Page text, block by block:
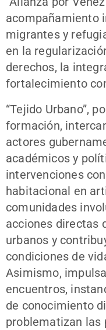
acompañamiento
migrantes y
en la
derechos, la
fortalecimiento
“Tejido Urbano”,
formación,
actores
académicos y
intervenciones
habitacional en
comunidades
acciones directas
urbanos y
condiciones de
Asimismo,
encuentros,
de conocimiento
problematizan las